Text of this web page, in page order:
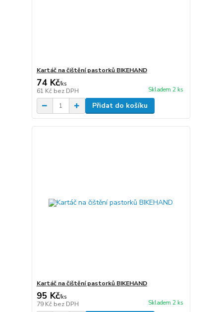
Kartáč na čištění pastorků BIKEHAND
74 Kč/ks
61 Kč bez DPH Skladem 2 ks
Přidat do košíku
Kartáč na čištění pastorků BIKEHAND
95 Kč/ks
79 Kč bez DPH Skladem 2 ks